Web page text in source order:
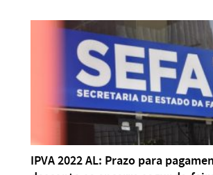
IPVA 2022 AL: Prazo para